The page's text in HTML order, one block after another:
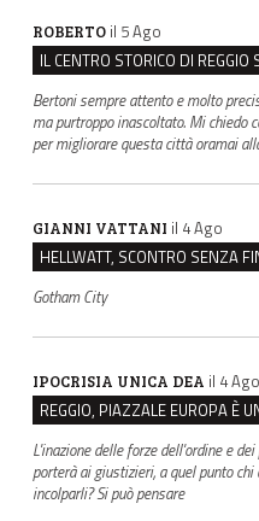
ROBERTO il 5 Ago
Bertoni sempre attento e molto
ma purtroppo inascoltato. Mi chiedo
per migliorare questa città oramai
GIANNI VATTANI il 4 Ago
Gotham City
IPOCRISIA UNICA DEA il 4 Ago
L'inazione delle forze dell'ordine e
porterà ai giustizieri, a quel punto
incolparli? Si può pensare